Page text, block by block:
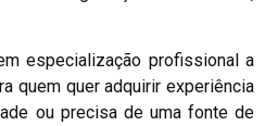
especialização profissional a
quem quer adquirir experiência
ou precisa de uma fonte de